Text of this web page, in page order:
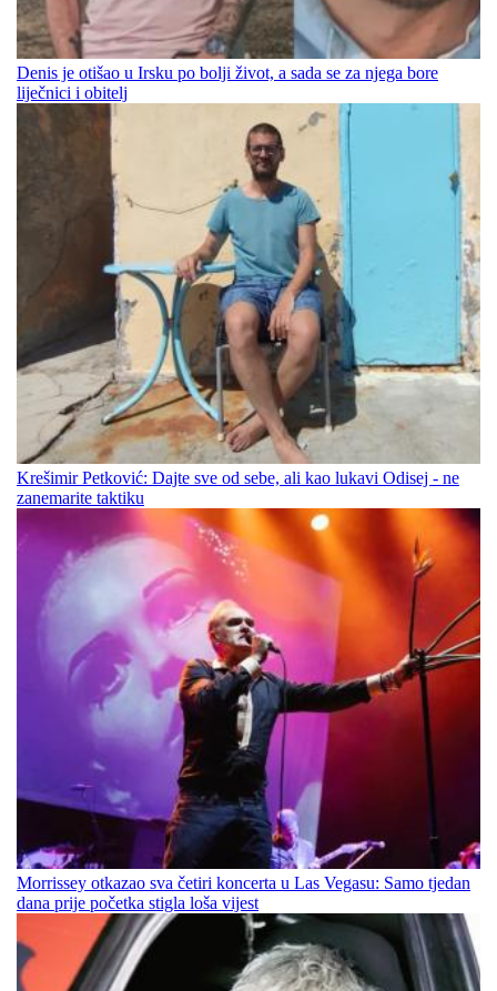
Denis je otišao u Irsku po bolji život, a sada se za njega bore
liječnici i obitelj
Krešimir Petković: Dajte sve od sebe, ali kao lukavi Odisej - ne
zanemarite taktiku
Morrissey otkazao sva četiri koncerta u Las Vegasu: Samo tjedan
dana prije početka stigla loša vijest